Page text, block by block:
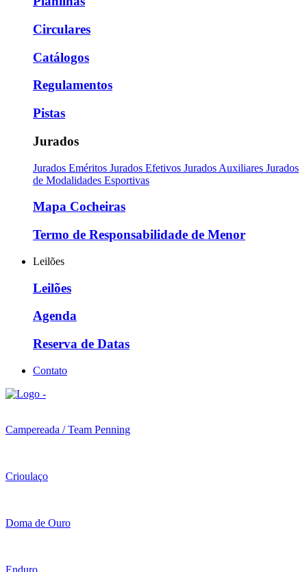
Circulares
Catálogos
Regulamentos
Pistas
Jurados
Jurados Eméritos Jurados Efetivos Jurados Auxiliares Jurados
de Modalidades Esportivas
Mapa Cocheiras
Termo de Responsabilidade de Menor
Leilões
Leilões
Agenda
Reserva de Datas
Contato
Campereada / Team Penning
Crioulaço
Doma de Ouro
Enduro